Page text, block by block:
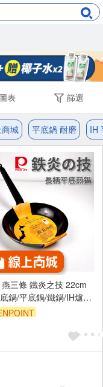
圖表 篩選
城 平底鍋 耐磨 IH
三條 鐵炎之技 22cm
鍋/平底鍋/鐵鍋/IH爐適